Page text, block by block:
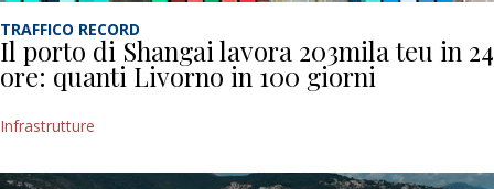
TRAFFICO RECORD
Il porto di Shangai lavora 203mila teu in 24
ore: quanti Livorno in 100 giorni
Infrastrutture